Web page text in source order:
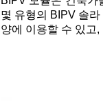
몇 유형의 BIPV 솔라
양에 이용할 수 있고